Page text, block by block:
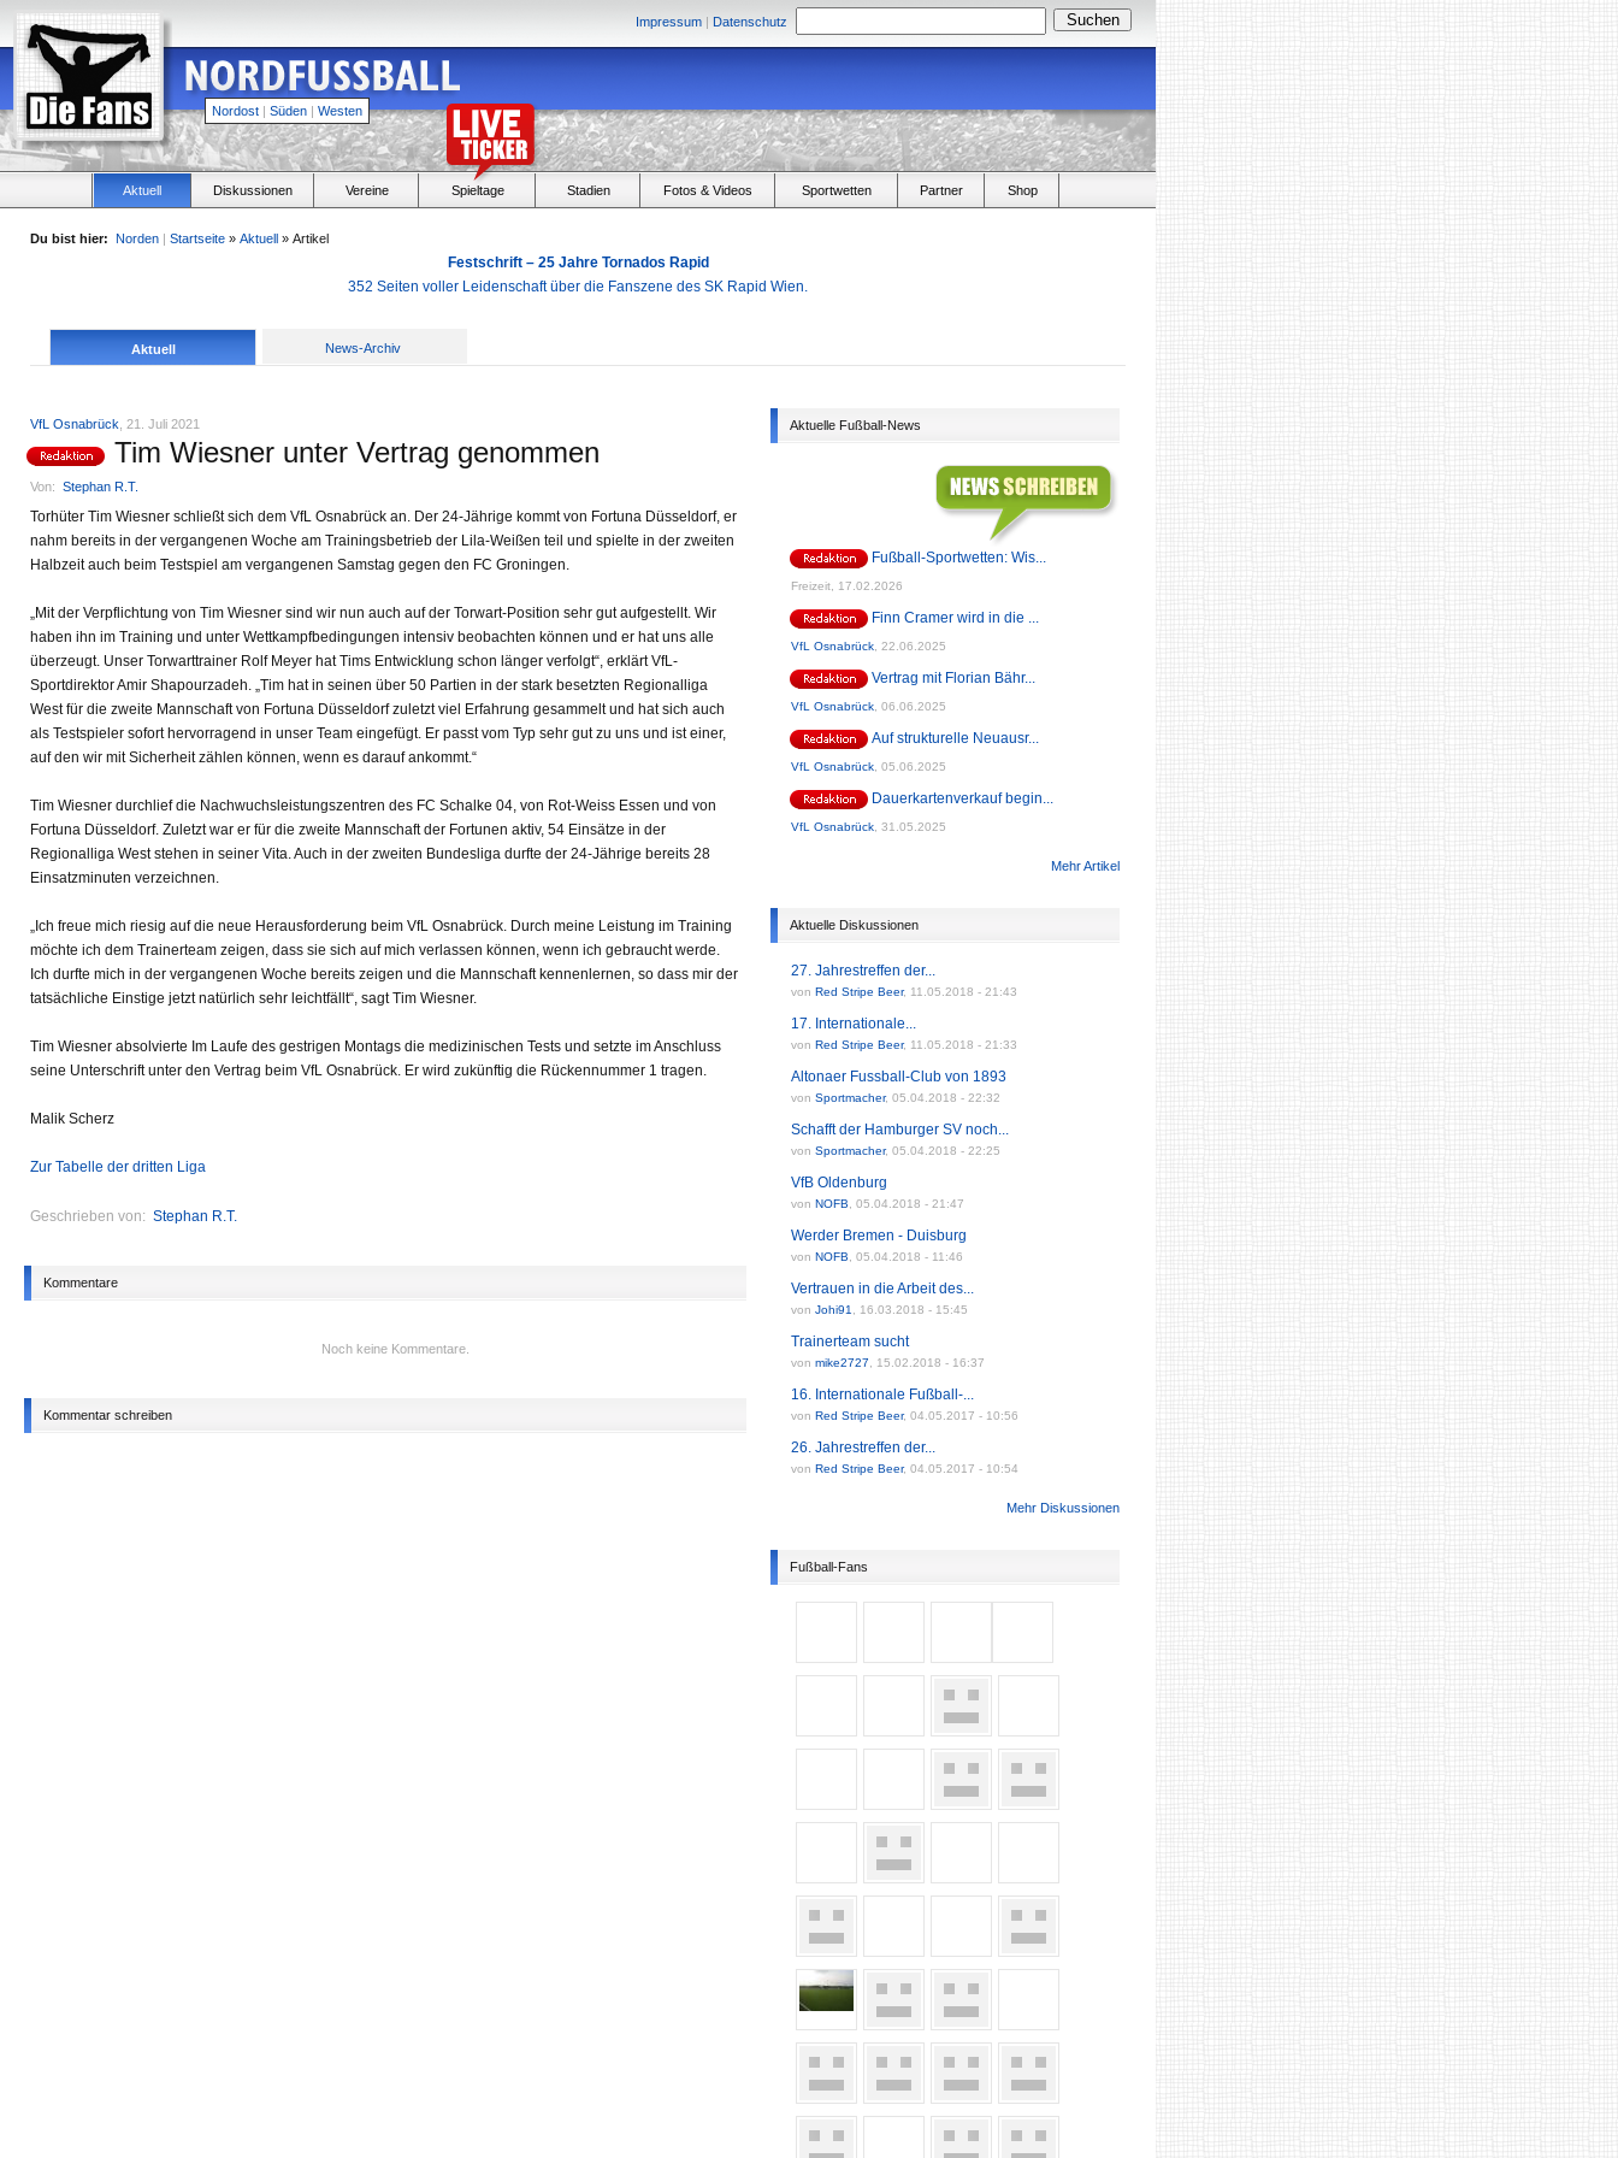
Impressum | Datenschutz
Nordost | Süden | Westen
Aktuell Diskussionen Vereine Spieltage Stadien Fotos & Videos Sportwetten Partner Shop
Du bist hier: Norden | Startseite » Aktuell » Artikel
Festschrift – 25 Jahre Tornados Rapid
352 Seiten voller Leidenschaft über die Fanszene des SK Rapid Wien.
Aktuell News-Archiv
VfL Osnabrück , 21. Juli 2021
Tim Wiesner unter Vertrag genommen
Von: Stephan R.T.
Torhüter Tim Wiesner schließt sich dem VfL Osnabrück an. Der 24-Jährige kommt von Fortuna Düsseldorf, er
nahm bereits in der vergangenen Woche am Trainingsbetrieb der Lila-Weißen teil und spielte in der zweiten
Halbzeit auch beim Testspiel am vergangenen Samstag gegen den FC Groningen.
„Mit der Verpflichtung von Tim Wiesner sind wir nun auch auf der Torwart-Position sehr gut aufgestellt. Wir
haben ihn im Training und unter Wettkampfbedingungen intensiv beobachten können und er hat uns alle
überzeugt. Unser Torwarttrainer Rolf Meyer hat Tims Entwicklung schon länger verfolgt“, erklärt VfL-
Sportdirektor Amir Shapourzadeh. „Tim hat in seinen über 50 Partien in der stark besetzten Regionalliga
West für die zweite Mannschaft von Fortuna Düsseldorf zuletzt viel Erfahrung gesammelt und hat sich auch
als Testspieler sofort hervorragend in unser Team eingefügt. Er passt vom Typ sehr gut zu uns und ist einer,
auf den wir mit Sicherheit zählen können, wenn es darauf ankommt.“
Tim Wiesner durchlief die Nachwuchsleistungszentren des FC Schalke 04, von Rot-Weiss Essen und von
Fortuna Düsseldorf. Zuletzt war er für die zweite Mannschaft der Fortunen aktiv, 54 Einsätze in der
Regionalliga West stehen in seiner Vita. Auch in der zweiten Bundesliga durfte der 24-Jährige bereits 28
Einsatzminuten verzeichnen.
„Ich freue mich riesig auf die neue Herausforderung beim VfL Osnabrück. Durch meine Leistung im Training
möchte ich dem Trainerteam zeigen, dass sie sich auf mich verlassen können, wenn ich gebraucht werde.
Ich durfte mich in der vergangenen Woche bereits zeigen und die Mannschaft kennenlernen, so dass mir der
tatsächliche Einstige jetzt natürlich sehr leichtfällt“, sagt Tim Wiesner.
Tim Wiesner absolvierte Im Laufe des gestrigen Montags die medizinischen Tests und setzte im Anschluss
seine Unterschrift unter den Vertrag beim VfL Osnabrück. Er wird zukünftig die Rückennummer 1 tragen.
Malik Scherz
Zur Tabelle der dritten Liga
Geschrieben von: Stephan R.T.
Kommentare
Noch keine Kommentare.
Kommentar schreiben
Aktuelle Fußball-News
Fußball-Sportwetten: Wis...
Freizeit, 17.02.2026
Finn Cramer wird in die ...
VfL Osnabrück 22.06.2025
Vertrag mit Florian Bähr...
VfL Osnabrück 06.06.2025
Auf strukturelle Neuausr...
VfL Osnabrück 05.06.2025
Dauerkartenverkauf begin...
VfL Osnabrück 31.05.2025
Mehr Artikel
Aktuelle Diskussionen
27. Jahrestreffen der...
von Red Stripe Beer, 11.05.2018 - 21:43
17. Internationale...
von Red Stripe Beer, 11.05.2018 - 21:33
Altonaer Fussball-Club von 1893
von Sportmacher, 05.04.2018 - 22:32
Schafft der Hamburger SV noch...
von Sportmacher, 05.04.2018 - 22:25
VfB Oldenburg
von NOFB 05.04.2018 - 21:47
Werder Bremen - Duisburg
von NOFB 05.04.2018 - 11:46
Vertrauen in die Arbeit des...
von Johi91 16.03.2018 - 15:45
Trainerteam sucht
von mike2727 15.02.2018 - 16:37
16. Internationale Fußball-...
von Red Stripe Beer, 04.05.2017 - 10:56
26. Jahrestreffen der...
von Red Stripe Beer, 04.05.2017 - 10:54
Mehr Diskussionen
Fußball-Fans